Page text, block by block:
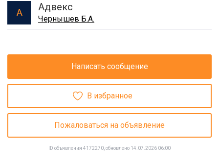
А Адвекс
Чернышев Б.А.
Написать сообщение
В избранное
Пожаловаться на объявление
ID объявления 4172270, обновлено 14.07.2026 06:00